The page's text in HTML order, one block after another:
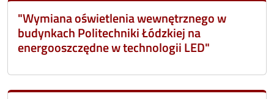
"Wymiana oświetlenia wewnętrznego w
budynkach Politechniki Łódzkiej na
energooszczędne w technologii LED"